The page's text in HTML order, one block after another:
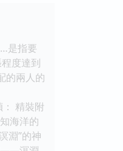
是指要
度達到
的兩人的
精裝附
海洋的
淵”的神